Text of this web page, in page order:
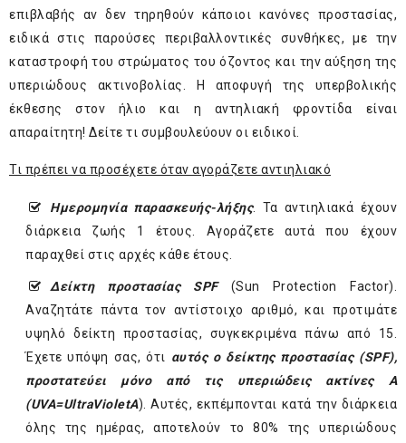
επιβλαβής αν δεν τηρηθούν κάποιοι κανόνες προστασίας,
ειδικά στις παρούσες περιβαλλοντικές συνθήκες, με την
καταστροφή του στρώματος του όζοντος και την αύξηση της
υπεριώδους ακτινοβολίας. Η αποφυγή της υπερβολικής
έκθεσης στον ήλιο και η αντηλιακή φροντίδα είναι
απαραίτητη! Δείτε τι συμβουλεύουν οι ειδικοί.
Τι πρέπει να προσέχετε όταν αγοράζετε αντιηλιακό
Ημερομηνία παρασκευής-λήξης. Τα αντιηλιακά έχουν
διάρκεια ζωής 1 έτους. Αγοράζετε αυτά που έχουν
παραχθεί στις αρχές κάθε έτους.
Δείκτη προστασίαςSPF (Sun Protection Factor).
Αναζητάτε πάντα τον αντίστοιχο αριθμό, και προτιμάτε
υψηλό δείκτη προστασίας, συγκεκριμένα πάνω από 15.
Έχετε υπόψη σας, ότι αυτός ο δείκτης προστασίας (SPF),
προστατεύει μόνο από τις υπεριώδεις ακτίνες Α
(UVA=UltraVioletA). Αυτές, εκπέμπονται κατά την διάρκεια
όλης της ημέρας, αποτελούν το 80% της υπεριώδους